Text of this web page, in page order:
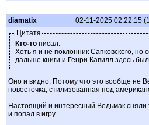
diamatix
02-11-2025 02:22:15
Цитата
Кто-то писал:
Хоть я и не поклонник Сапковского, но
дальше книги и Генри Кавилл здесь
Оно и видно. Потому что это вообще не
повесточка, стилизованная под
Настоящий и интересный Ведьмак сняли
и попал в игру.